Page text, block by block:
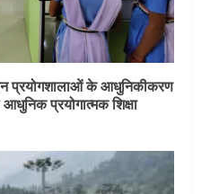
प्रयोगशालाओं के आधुनिकीकरण
आधुनिक प्रयोगात्मक शिक्षा